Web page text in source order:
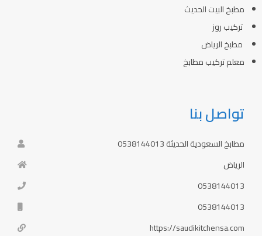
مطبخ البيت الحديث
تركيب روز
مطبخ الرياض
معلم تركيب مطابخ
تواصل بنا
مطابخ السعودية الحديثة 0538144013
الرياض
0538144013
0538144013
https://saudikitchensa.com